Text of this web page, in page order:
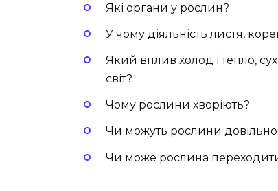
Які органи у рослин?
У чому діяльність листя,
Який вплив холод і тепло,
світ?
Чому рослини хворіють?
Чи можуть рослини
Чи може рослина